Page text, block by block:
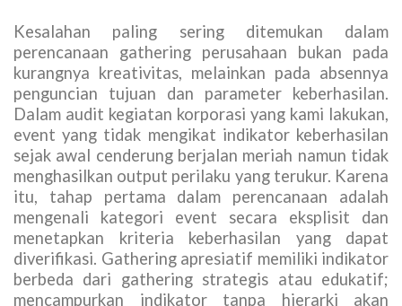
Kesalahan paling sering ditemukan dalam
perencanaan gathering perusahaan bukan pada
kurangnya kreativitas, melainkan pada absennya
penguncian tujuan dan parameter keberhasilan.
Dalam audit kegiatan korporasi yang kami lakukan,
event yang tidak mengikat indikator keberhasilan
sejak awal cenderung berjalan meriah namun tidak
menghasilkan output perilaku yang terukur. Karena
itu, tahap pertama dalam perencanaan adalah
mengenali kategori event secara eksplisit dan
menetapkan kriteria keberhasilan yang dapat
diverifikasi. Gathering apresiatif memiliki indikator
berbeda dari gathering strategis atau edukatif;
mencampurkan indikator tanpa hierarki akan